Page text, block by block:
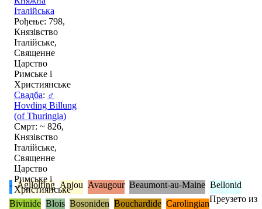
Італійська
Рођење: 798,
Князівство
Італійське,
Священне
Царство
Римське і
Християнське
Свадба: ♂
Hovding Billung
(of Thuringia)
Смрт: ~ 826,
Князівство
Італійське,
Священне
Царство
Римське і
Християнське
- Agilolfing Anjou Avaugour Beaumont-au-Maine Bellonid
Bivinide Blois Bosoniden Bouchardide CarolingianПреузето из